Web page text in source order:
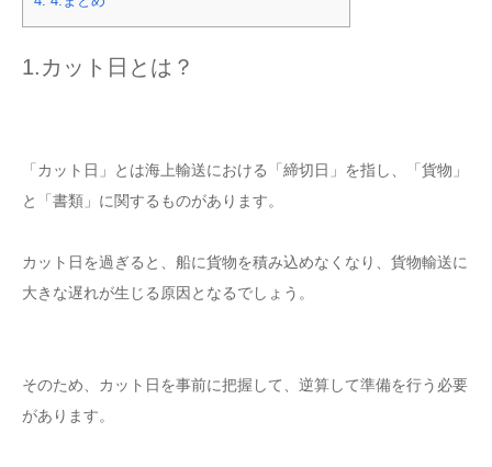
1.カット日とは？
「カット日」とは海上輸送における「締切日」 を指し、「貨物」
と「書類」に関するものがあります。
カット日を過ぎると、船に貨物を積み込めなくなり、貨物輸送に
大きな遅れが生じる原因となるでしょう。
そのため、カット日を事前に把握して、逆算して準備を行う必要
があります。